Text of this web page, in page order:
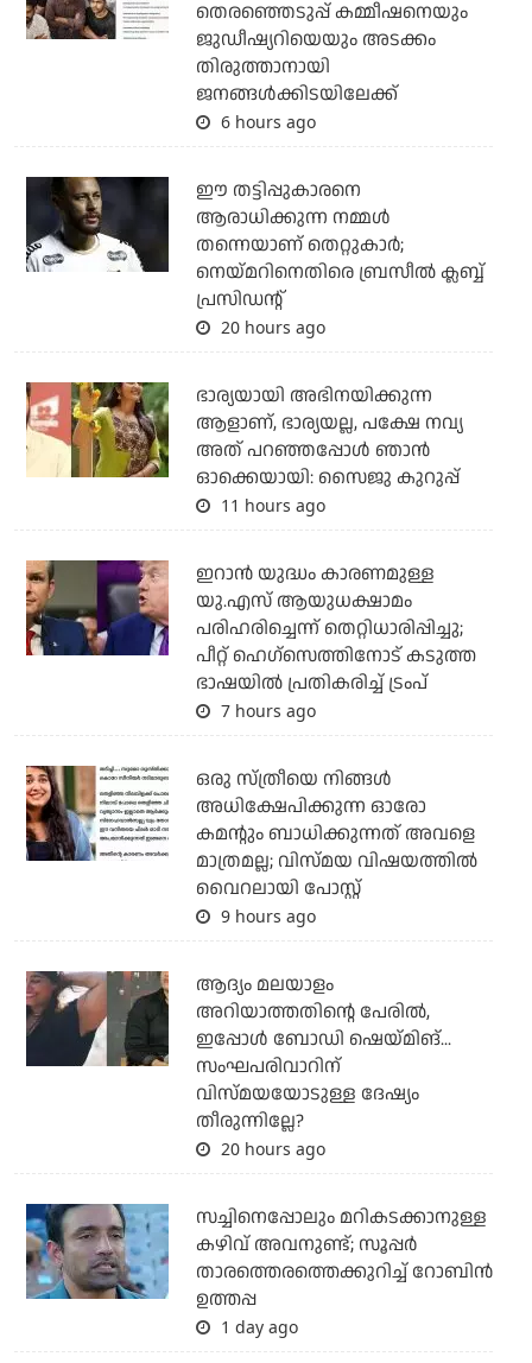
തെരഞ്ഞെടുപ്പ് കമ്മീഷനെയും
ജുഡീഷ്യറിയെയും അടക്കം
തിരുത്താനായി
ജനങ്ങള്‍ക്കിടയിലേക്ക്
6 hours ago
ഈ തട്ടിപ്പുകാരനെ
ആരാധിക്കുന്ന നമ്മള്‍
തന്നെയാണ് തെറ്റുകാര്‍;
നെയ്മറിനെതിരെ ബ്രസീല്‍ ക്ലബ്ബ്
പ്രസിഡന്റ്
20 hours ago
ഭാര്യയായി അഭിനയിക്കുന്ന
ആളാണ്, ഭാര്യയല്ല, പക്ഷേ നവ്യ
അത് പറഞ്ഞപ്പോള്‍ ഞാന്‍
ഓക്കെയായി: സൈജു കുറുപ്പ്
11 hours ago
ഇറാന്‍ യുദ്ധം കാരണമുള്ള
യു.എസ് ആയുധക്ഷാമം
പരിഹരിച്ചെന്ന് തെറ്റിധാരിപ്പിച്ചു;
പീറ്റ് ഹെഗ്‌സെത്തിനോട് കടുത്ത
ഭാഷയില്‍ പ്രതികരിച്ച് ട്രംപ്
7 hours ago
ഒരു സ്ത്രീയെ നിങ്ങള്‍
അധിക്ഷേപിക്കുന്ന ഓരോ
കമന്റും ബാധിക്കുന്നത് അവളെ
മാത്രമല്ല; വിസ്മയ വിഷയത്തില്‍
വൈറലായി പോസ്റ്റ്
9 hours ago
ആദ്യം മലയാളം
അറിയാത്തതിന്റെ പേരില്‍,
ഇപ്പോള്‍ ബോഡി ഷെയ്മിങ്...
സംഘപരിവാറിന്
വിസ്മയയോടുള്ള ദേഷ്യം
തീരുന്നില്ലേ?
20 hours ago
സച്ചിനെപ്പോലും മറികടക്കാനുള്ള
കഴിവ് അവനുണ്ട്; സൂപ്പര്‍
താരത്തെരത്തെക്കുറിച്ച് റോബിന്‍
ഉത്തപ്പ
1 day ago